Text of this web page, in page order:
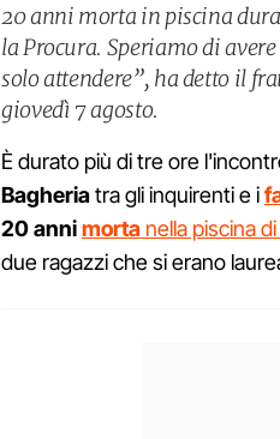
20 anni morta in piscina
la Procura. Speriamo di
solo attendere”, ha detto il
giovedì 7 agosto.
È durato più di tre ore
Bagheriatra gli inquirenti e i
20 annimorta nella piscina
due ragazzi che si erano